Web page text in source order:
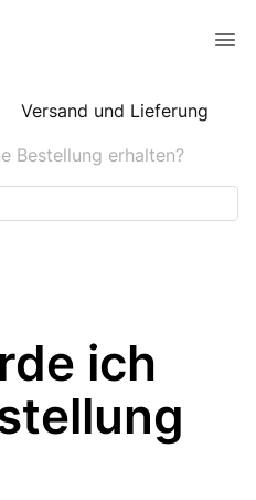
Versand und Lieferung
Bestellung erhalten?
ich